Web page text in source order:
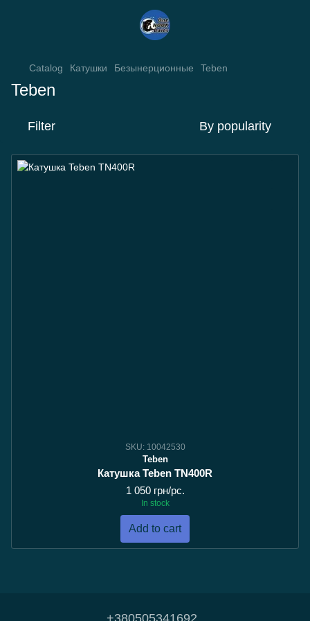
Catalog Катушки Безынерционные Teben
Teben
Filter By popularity
SKU: 10042530
Teben
Катушка Teben TN400R
1 050 грн/pc.
In stock
Add to cart
+380505341692